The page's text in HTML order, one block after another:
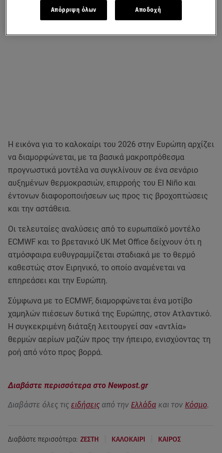
Η εικόνα για το καλοκαίρι του 2026 στην Ευρώπη αρχίζει
να διαμορφώνεται, με τα βασικά μακροπρόθεσμα
προγνωστικά μοντέλα να συγκλίνουν σε ένα σενάριο
αυξημένων θερμοκρασιών, επιρροής του El Niño και
έντονων διαφοροποιήσεων ως προς τις βροχοπτώσεις
και την αστάθεια.
Οι τελευταίες αναλύσεις από το ευρωπαϊκό μοντέλο
ECMWF και το βρετανικό UK Met Office δείχνουν ότι η
ατμόσφαιρα ευθυγραμμίζεται σταδιακά με το θερμό
καθεστώς στον Ειρηνικό, το οποίο αναμένεται να
επηρεάσει και την Ευρώπη.
Σύμφωνα με το ECMWF, διαμορφώνεται ένα μοτίβο
χαμηλών πιέσεων δυτικά της Ευρώπης, στον Ατλαντικό.
Η συγκεκριμένη διάταξη λειτουργεί σαν «αντλία»
θερμών αερίων μαζών προς την ήπειρο, ενισχύοντας τη
ροή από νότο προς βορρά.
Διαβάστε περισσότερα στο Newpost.gr
Διαβάστε όλες τις ειδήσεις από την Ελλάδα και τον Κόσμο.
Διαβάστε περισσότερα: ΖΕΣΤΗ ΚΑΛΟΚΑΙΡΙ ΚΑΙΡΟΣ
Απόρριψη όλων Αποδοχή